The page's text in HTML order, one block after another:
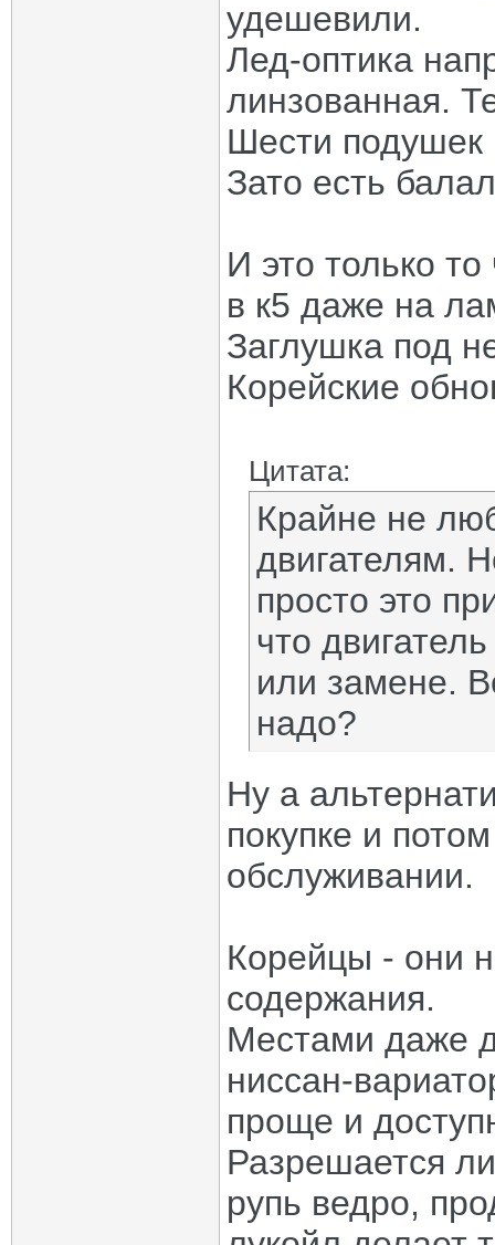
удешевили.
Лед-оптика
линзованная.
Шести подушек
Зато есть
И это только
в к5 даже на
Заглушка под
Корейские
Цитата:
Крайне не
двигателям.
просто это
что
или замене.
надо?
Ну а
покупке и
обслуживании.
Корейцы - они
содержания.
Местами даже
ниссан-
проще и
Разрешается
рупь ведро,